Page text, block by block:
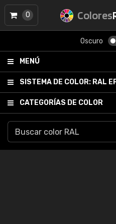
Colores
Oscuro
MENÚ
SISTEMA DE COLOR: RAL
CATEGORÍAS DE COLOR
0